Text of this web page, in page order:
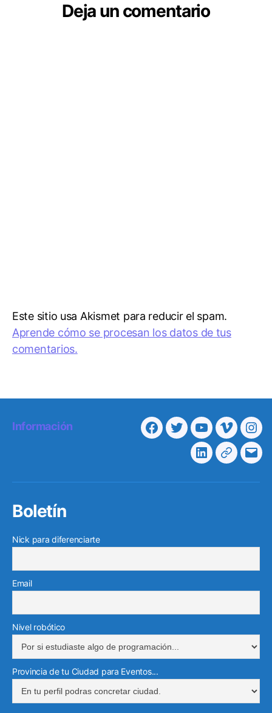
Deja un comentario
Este sitio usa Akismet para reducir el spam.
Aprende cómo se procesan los datos de tus
comentarios.
Información
Facebook
TwitterYoutubeVimeo
LinkedinTelegram
Boletín
Nick para diferenciarte
Email
Nivel robótico
Provincia de tu Ciudad para Eventos...